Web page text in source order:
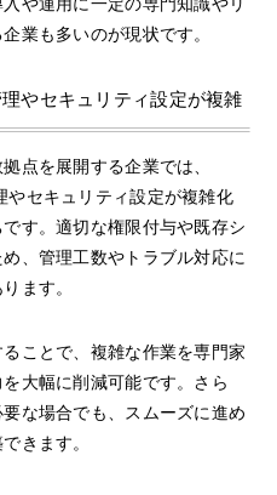
業も多いのが現状です。
やセキュリティ設定が複雑
点を展開する企業では、
セキュリティ設定が複雑化
す。適切な権限付与や既存シ
、管理工数やトラブル対応に
ます。
ことで、複雑な作業を専門家
大幅に削減可能です。さら
な場合でも、スムーズに進め
きます。